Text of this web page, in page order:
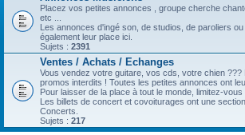
Placez vos petites annonces , groupe cherche
etc ...
Les annonces d'ingé son, de studios, de paroliers
également leur place ici.
Sujets : 2391
Ventes / Achats / Echanges
Vous vendez votre guitare, vos cds, votre chien ???
promos interdits ! Toutes les petites annonces ont
Pour laisser de la place à tout le monde, limitez-vous
Les billets de concert et covoiturages ont une
Concerts.
Sujets : 217